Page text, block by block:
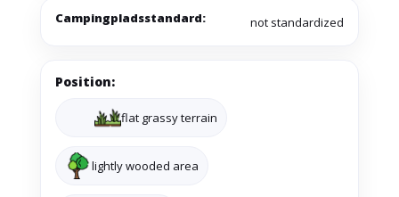
Campingpladsstandard: not standardized
Position:
flat grassy terrain
lightly wooded area